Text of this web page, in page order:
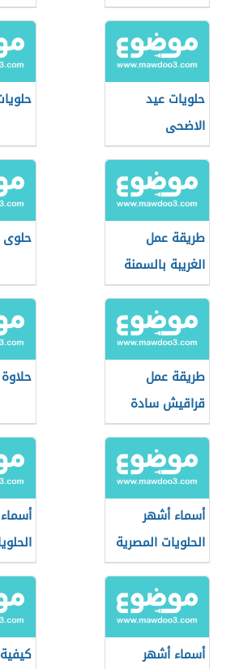
حلويات عيد
الاضحى
طريقة عمل
الغريبة بالسمنة
حلوى
طريقة عمل
قراقيش سادة
أسماء أشهر
الحلويات المصرية
أسماء أشهر